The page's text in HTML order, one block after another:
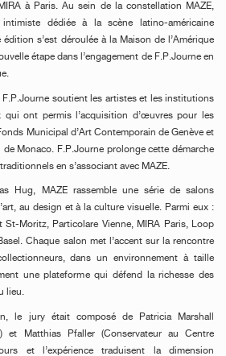
à Paris. Au sein de la constellation MAZE,
dédiée à la scène latino-américaine
s’est déroulée à la Maison de l’Amérique
étape dans l’engagement de F.P.Journe en
F.P.Journe soutient les artistes et les institutions
qui ont permis l’acquisition d’œuvres pour les
Municipal d’Art Contemporain de Genève et
Monaco. F.P.Journe prolonge cette démarche
en s’associant avec MAZE.
Hug, MAZE rassemble une série de salons
au design et à la culture visuelle. Parmi eux :
St-Moritz, Particolare Vienne, MIRA Paris, Loop
Chaque salon met l’accent sur la rencontre
dans un environnement à taille
une plateforme qui défend la richesse des
lieu.
le jury était composé de Patricia Marshall
et Matthias Pfaller (Conservateur au Centre
et l’expérience traduisent la dimension